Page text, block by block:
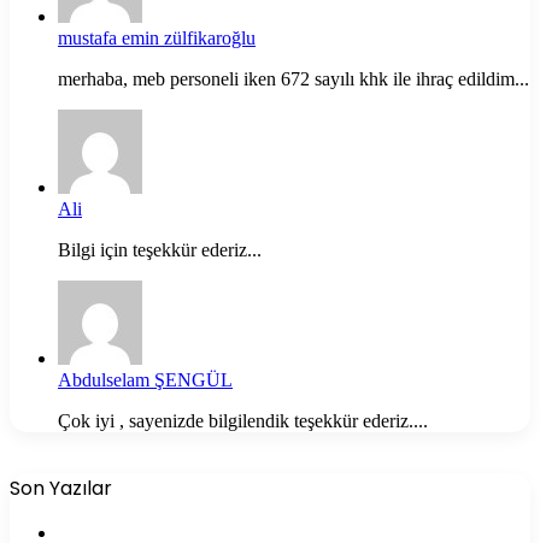
mustafa emin zülfikaroğlu
merhaba, meb personeli iken 672 sayılı khk ile ihraç edildim...
Ali
Bilgi için teşekkür ederiz...
Abdulselam ŞENGÜL
Çok iyi , sayenizde bilgilendik teşekkür ederiz....
Son Yazılar